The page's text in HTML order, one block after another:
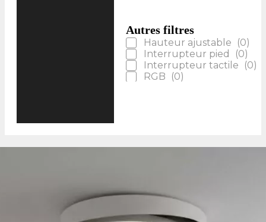
Autres filtres
Hauteur ajustable (0)
Interrupteur pied
(0)
Interrupteur tactile
(0)
RGB
(0)